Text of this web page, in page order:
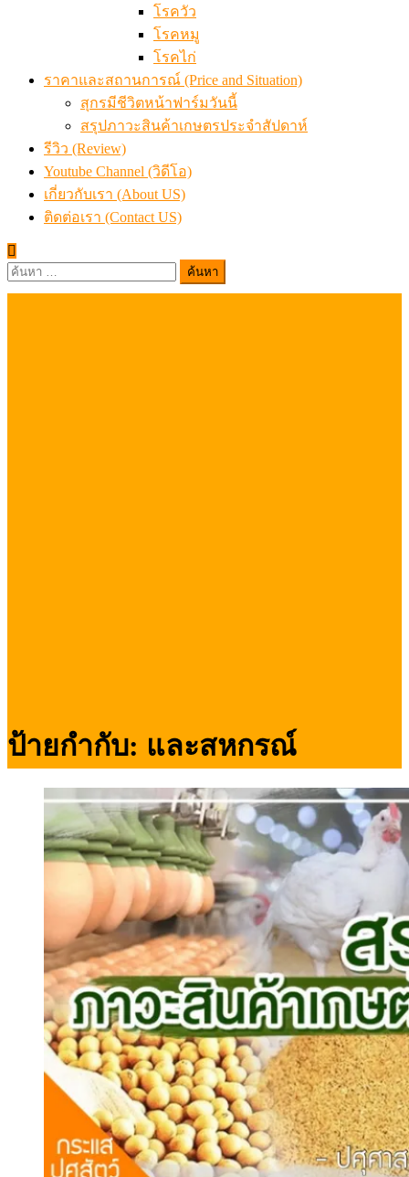
Youtube Channel (วิดีโอ)
เกี่ยวกับเรา (About US)
ติดต่อเรา (Contact US)
ค้นหา
สำหรับ:
สรุปภาวะสินค้าเกษตรประจำสัปดาห์
สรุปภาวะ สินค้าเกษตรประจำสัปดาห์ วันที่
8 – 12 มิถุนายน 2569
สรุปภาวะ สินค้าเกษตรประจำสัปดาห์ วันที่ 8 – 12 มิ […]